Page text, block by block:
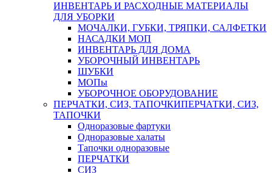
ИНВЕНТАРЬ И РАСХОДНЫЕ МАТЕРИАЛЫ
ДЛЯ УБОРКИ
МОЧАЛКИ, ГУБКИ, ТРЯПКИ, САЛФЕТКИ
НАСАДКИ МОП
ИНВЕНТАРЬ ДЛЯ ДОМА
УБОРОЧНЫЙ ИНВЕНТАРЬ
ШУБКИ
МОПы
УБОРОЧНОЕ ОБОРУДОВАНИЕ
ПЕРЧАТКИ, СИЗ, ТАПОЧКИПЕРЧАТКИ, СИЗ,
ТАПОЧКИ
Одноразовые фартуки
Одноразовые халаты
Тапочки одноразовые
ПЕРЧАТКИ
СИЗ